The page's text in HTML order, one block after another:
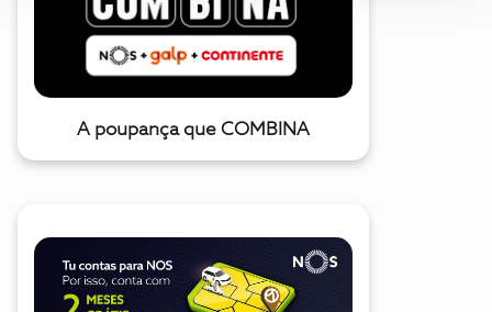
A poupança que COMBINA